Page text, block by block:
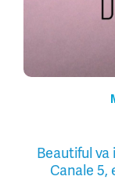
Beautiful va
Canale 5,